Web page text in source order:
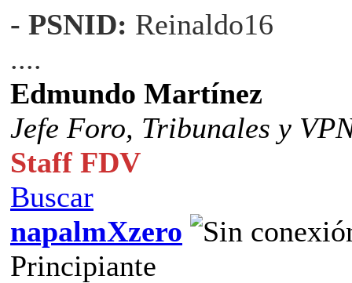
- PSNID: Reinaldo16
....
Edmundo Martínez
Jefe Foro, Tribunales y
Staff FDV
Buscar
napalmXzero
Principiante